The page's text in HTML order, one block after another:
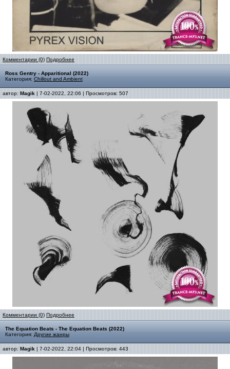
Комментарии (0) Подробнее
Ross Gentry - Apparitional (2022)
Категория: Chillout and Ambient
автор: Magik | 7-02-2022, 22:06 | Просмотров: 507
Комментарии (0) Подробнее
The Equation Beats - The Equation Beats (2022)
Категория: Другие жанры
автор: Magik | 7-02-2022, 22:04 | Просмотров: 443